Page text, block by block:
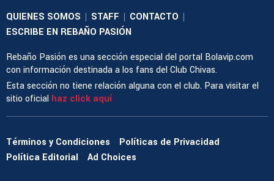
QUIENES SOMOS | STAFF | CONTACTO |
ESCRIBE EN REBAÑO PASIÓN
Rebaño Pasión es una sección especial del portal Bolavip.com
con información destinada a los fans del Club Chivas.
Esta sección no tiene relación alguna con el club. Para visitar el
sitio oficial haz click aquí
Términos y Condiciones
Políticas de Privacidad
Política Editorial
Ad Choices